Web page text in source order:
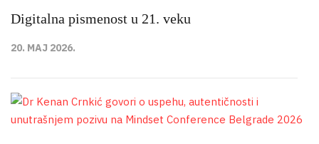
Digitalna pismenost u 21. veku
20. MAJ 2026.